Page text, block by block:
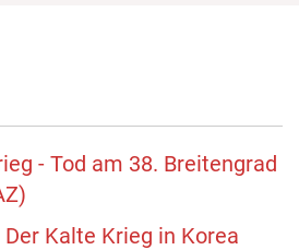
- Tod am 38. Breitengrad
Kalte Krieg in Korea